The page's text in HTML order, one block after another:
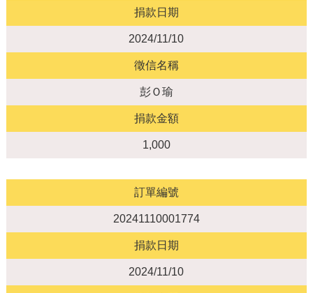
捐款日期
2024/11/10
徵信名稱
彭Ｏ瑜
捐款金額
1,000
訂單編號
20241110001774
捐款日期
2024/11/10